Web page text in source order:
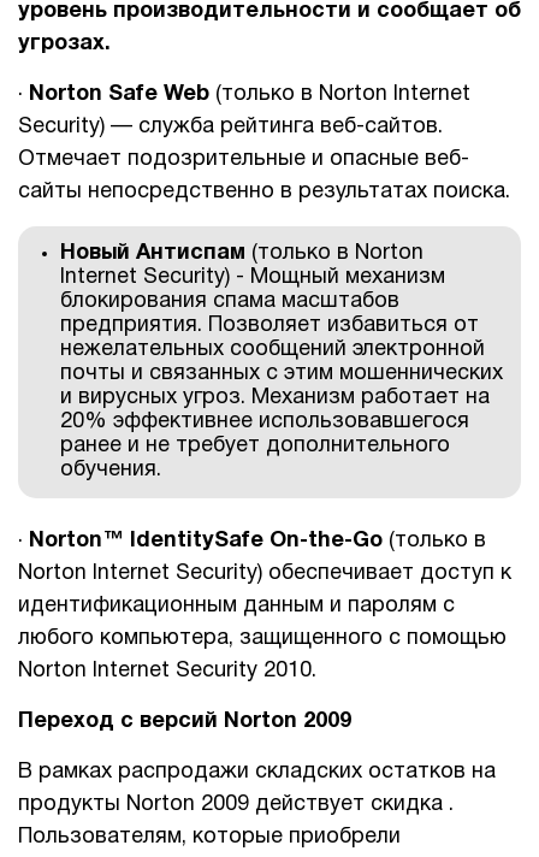
уровень производительности и сообщает об
угрозах.
· Norton Safe Web (только в Norton Internet
Security) — служба рейтинга веб-сайтов.
Отмечает подозрительные и опасные веб-
сайты непосредственно в результатах поиска.
Новый Антиспам (только в Norton
Internet Security) - Мощный механизм
блокирования спама масштабов
предприятия. Позволяет избавиться от
нежелательных сообщений электронной
почты и связанных с этим мошеннических
и вирусных угроз. Механизм работает на
20% эффективнее использовавшегося
ранее и не требует дополнительного
обучения.
· Norton ™ IdentitySafe On-the-Go (только в
Norton Internet Security) обеспечивает доступ к
идентификационным данным и паролям с
любого компьютера, защищенного с помощью
Norton Internet Security 2010.
Переход с версий Norton 2009
В рамках распродажи складских остатков на
продукты Norton 2009 действует скидка .
Пользователям, которые приобрели